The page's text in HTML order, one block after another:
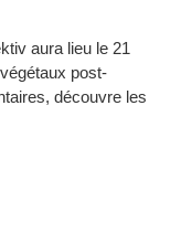
aura lieu le 21
post-
découvre les